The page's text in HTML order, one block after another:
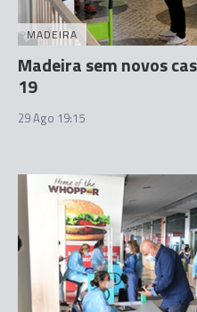
MADEIRA
Madeira sem novos
19
29 Ago 19:15